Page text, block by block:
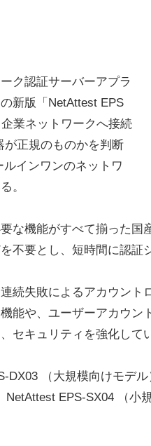
ク認証サーバーアプラ
新版「NetAttest EPS
業ネットワークへ接続
が正規のものかを判断
インワンのネットワ
。
な機能がすべて揃った国
不要とし、短時間に認証
続失敗によるアカウント
能や、ユーザーアカウ
セキュリティを強化して
（大規模向けモデ
NetAttest EPS-SX04 （小